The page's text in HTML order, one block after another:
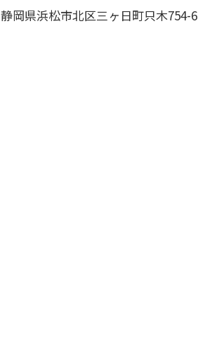
静岡県浜松市北区三ヶ日町只木754-6